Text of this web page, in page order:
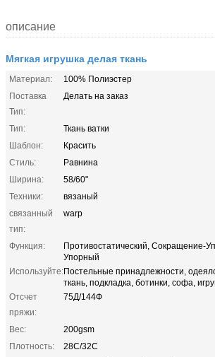
описание
Мягкая игрушка делая ткань
Материал:
100% Полиэстер
Поставка
Тип:
Делать на заказ
Тип:
Ткань ватки
Шаблон:
Красить
Стиль:
Равнина
Ширина:
58/60"
Техники:
вязаный
связанный
тип:
warp
Функция:
Противостатический, Сокращение-
Упорный
Используйте:Постельные принадлежности,
ткань, подкладка, ботинки, софа,
Отсчет
пряжи:
75Д/144Ф
Вес:
200gsm
Плотность:
28С/32С